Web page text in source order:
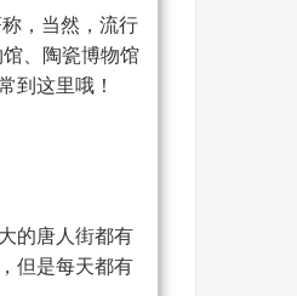
，当然，流行
、陶瓷博物馆
到这里哦！
的唐人街都有
但是每天都有